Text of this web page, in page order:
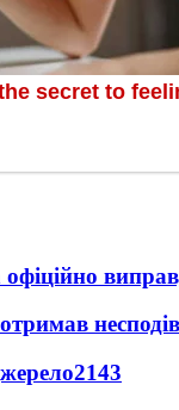
2143